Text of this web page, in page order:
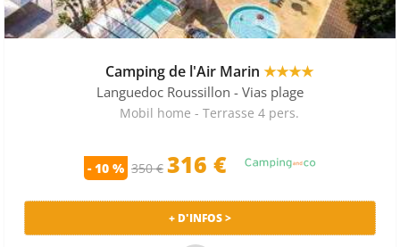
Camping de l'Air Marin ★★★★
Languedoc Roussillon - Vias plage
Mobil home - Terrasse 4 pers.
- 10 % 350 € 316 €
+ D'INFOS >